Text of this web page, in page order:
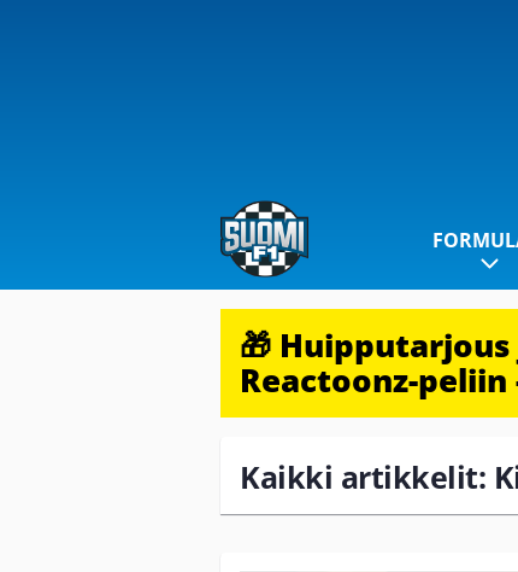
🎁
Reactoonz-
Kaikki artikkelit: